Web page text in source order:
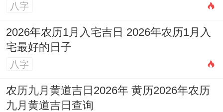
八字
2026年农历1月入宅吉日 2026年农历1月入
宅最好的日子
八字
农历九月黄道吉日2026年 黄历2026年农历
九月黄道吉日查询